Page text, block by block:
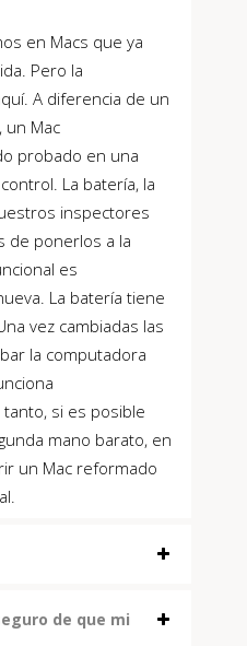
en Macs que ya
Pero la
A diferencia de un
un Mac
probado en una
La batería, la
inspectores
de ponerlos a la
es
La batería tiene
vez cambiadas las
la computadora
si es posible
mano barato, en
un Mac reformado
de que mi